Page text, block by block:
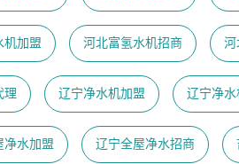
机加盟 河北富氢水机招商 河
理 辽宁净水机加盟 辽宁净
净水加盟 辽宁全屋净水招商